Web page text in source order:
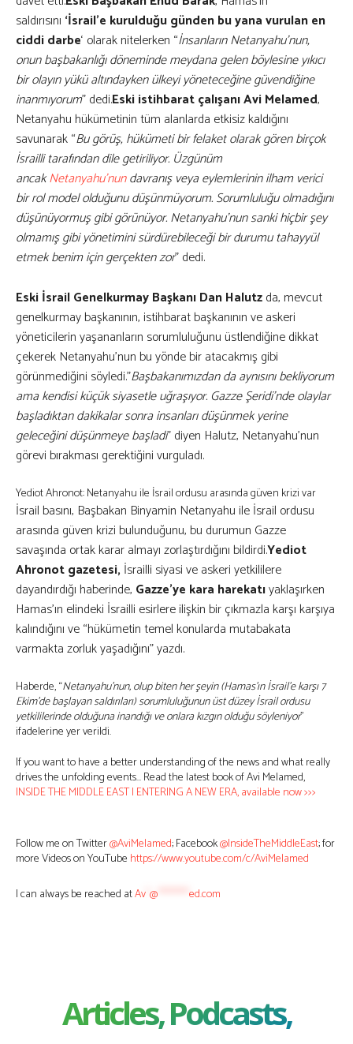
saldırısını ‘İsrail’e kurulduğu günden bu yana vurulan en
ciddi darbe‘ olarak nitelerken “İnsanların Netanyahu’nun,
onun başbakanlığı döneminde meydana gelen böylesine yıkıcı
bir olayın yükü altındayken ülkeyi yöneteceğine güvendiğine
inanmıyorum” dedi.Eski istihbarat çalışanı Avi Melamed,
Netanyahu hükümetinin tüm alanlarda etkisiz kaldığını
savunarak “Bu görüş, hükümeti bir felaket olarak gören birçok
İsrailli tarafından dile getiriliyor. Üzgünüm
ancakNetanyahu’nundavranış veya eylemlerinin ilham verici
bir rol model olduğunu düşünmüyorum. Sorumluluğu olmadığını
düşünüyormuş gibi görünüyor. Netanyahu’nun sanki hiçbir şey
olmamış gibi yönetimini sürdürebileceği bir durumu tahayyül
etmek benim için gerçekten zor” dedi.
Eski İsrail Genelkurmay Başkanı Dan Halutzda, mevcut
genelkurmay başkanının, istihbarat başkanının ve askeri
yöneticilerin yaşananların sorumluluğunu üstlendiğine dikkat
çekerek Netanyahu’nun bu yönde bir atacakmış gibi
görünmediğini söyledi.”Başbakanımızdan da aynısını bekliyorum
ama kendisi küçük siyasetle uğraşıyor. Gazze Şeridi’nde olaylar
başladıktan dakikalar sonra insanları düşünmek yerine
geleceğini düşünmeye başladı” diyen Halutz, Netanyahu’nun
görevi bırakması gerektiğini vurguladı.
Yediot Ahronot: Netanyahu ile İsrail ordusu arasında güven krizi var
İsrail basını, Başbakan Binyamin Netanyahu ile İsrail ordusu
arasında güven krizi bulunduğunu, bu durumun Gazze
savaşında ortak karar almayı zorlaştırdığını bildirdi.Yediot
Ahronot gazetesi, İsrailli siyasi ve askeri yetkililere
dayandırdığı haberinde, Gazze’ye kara harekatıyaklaşırken
Hamas’ın elindeki İsrailli esirlere ilişkin bir çıkmazla karşı karşıya
kalındığını ve “hükümetin temel konularda mutabakata
varmakta zorluk yaşadığını” yazdı.
Haberde, “Netanyahu’nun, olup biten her şeyin (Hamas’ın İsrail’e karşı 7
Ekim’de başlayan saldırıları) sorumluluğunun üst düzey İsrail ordusu
yetkililerinde olduğuna inandığı ve onlara kızgın olduğu söyleniyor”
ifadelerine yer verildi.
If you want to have a better understanding of the news and what really
drives the unfolding events… Read the latest book of Avi Melamed,
INSIDE THE MIDDLE EAST | ENTERING A NEW ERA, available now >>>
Follow me on Twitter@AviMelamed; Facebook@InsideTheMiddleEast; for
more Videos on YouTube https://www.youtube.com/c/AviMelamed
I can always be reached atAv @ ed.com
Articles, Podcasts,